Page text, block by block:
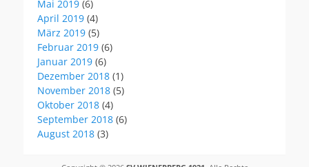
Mai 2019 (6)
April 2019 (4)
März 2019 (5)
Februar 2019 (6)
Januar 2019 (6)
Dezember 2018 (1)
November 2018 (5)
Oktober 2018 (4)
September 2018 (6)
August 2018 (3)